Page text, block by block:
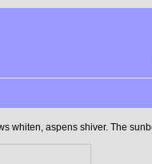
whiten, aspens shiver. The